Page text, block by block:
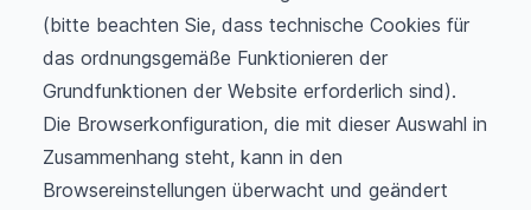
(bitte beachten Sie, dass technische Cookies für
das ordnungsgemäße Funktionieren der
Grundfunktionen der Website erforderlich sind).
Die Browserkonfiguration, die mit dieser Auswahl in
Zusammenhang steht, kann in den
Browsereinstellungen überwacht und geändert